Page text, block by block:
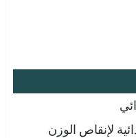
لإنقاص الوزن